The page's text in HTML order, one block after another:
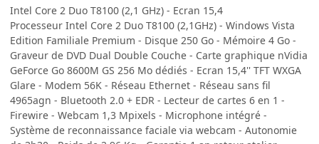
Intel Core 2 Duo T8100 (2,1 GHz) - Ecran 15,4
Processeur Intel Core 2 Duo T8100 (2,1GHz) - Windows Vista
Edition Familiale Premium - Disque 250 Go - Mémoire 4 Go -
Graveur de DVD Dual Double Couche - Carte graphique nVidia
GeForce Go 8600M GS 256 Mo dédiés - Ecran 15,4'' TFT WXGA
Glare - Modem 56K - Réseau Ethernet - Réseau sans fil
4965agn - Bluetooth 2.0 + EDR - Lecteur de cartes 6 en 1 -
Firewire - Webcam 1,3 Mpixels - Microphone intégré -
Système de reconnaissance faciale via webcam - Autonomie